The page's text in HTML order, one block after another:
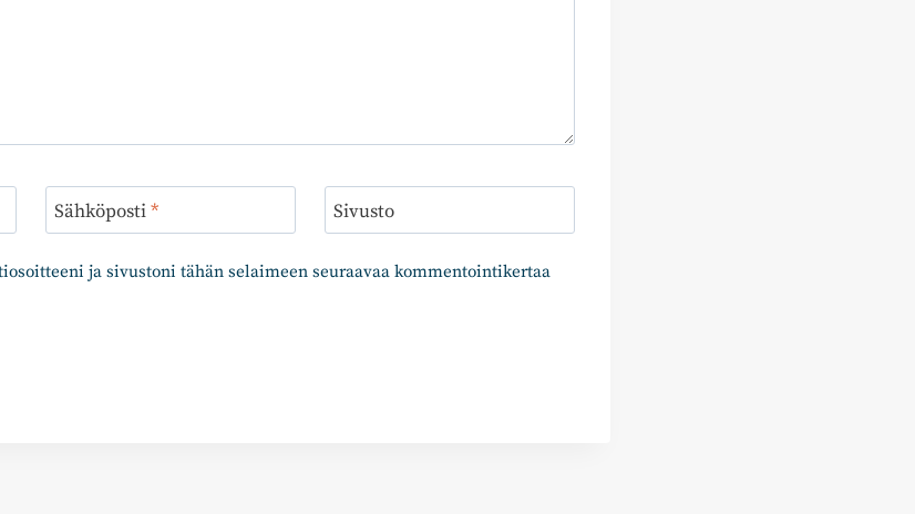
Sähköposti* Sivusto
ja sivustoni tähän selaimeen seuraavaa kommentointikertaa